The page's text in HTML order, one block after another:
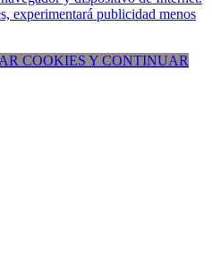
experimentará publicidad menos
COOKIES Y CONTINUAR